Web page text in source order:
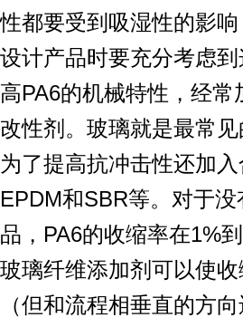
性都要受到吸湿性的影
设计产品时要充分考虑
高PA6的机械特性，经常
改性剂。玻璃就是最常
为了提高抗冲击性还加
EPDM和SBR等。对于
品，PA6的收缩率在1%
玻璃纤维添加剂可以使
（但和流程相垂直的方